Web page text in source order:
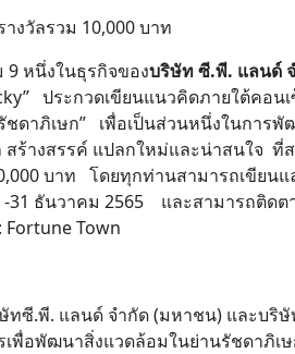
างวัลรวม 10,000 บาท
หนึ่งในธุรกิจของบริษัท ซี.พี. แลนด์
ประกวดเขียนแนวคิดภายใต้คอ
ดาภิเษก” เพื่อเป็นส่วนหนึ่งในการ
งสรรค์ แปลกใหม่และน่าสนใจ ที่
บาท โดยทุกท่านสามารถเขียน
ธันวาคม 2565 และสามารถติด
Town
ซี.พี. แลนด์ จำกัด (มหาชน) และบริ
พื่อพัฒนาสิ่งแวดล้อมในย่านรัชดาภิเษ